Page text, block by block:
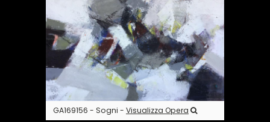
GA169156 - Sogni - Visualizza Opera